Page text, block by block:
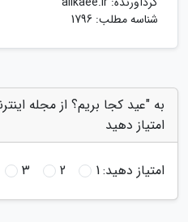
شناسه مطلب: 1796
به "عید کجا بریم؟ از مجله
امتیاز دهید
امتیاز دهید:1
2
3